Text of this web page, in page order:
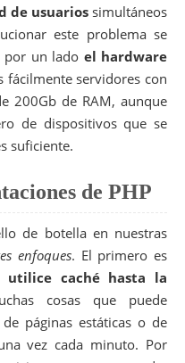
de usuarios simultáneos
este problema se
por un lado el hardware
fácilmente servidores con
200Gb de RAM, aunque
de dispositivos que se
suficiente.
de PHP
de botella en nuestras
enfoques. El primero es
utilice caché hasta la
cosas que puede
páginas estáticas o de
vez cada minuto. Por